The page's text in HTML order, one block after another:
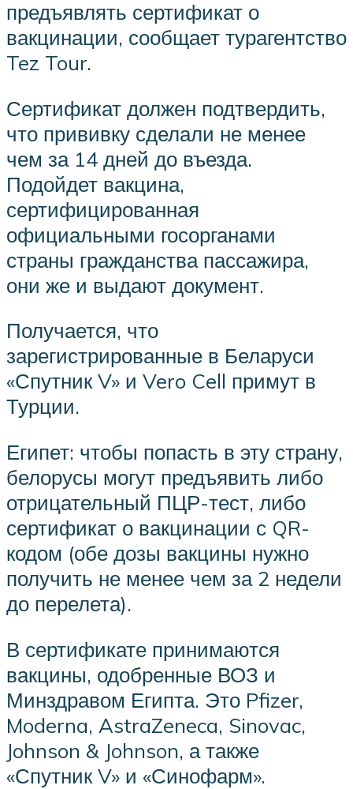
предъявлять сертификат о
вакцинации, сообщает турагентство
Tez Tour.
Сертификат должен подтвердить,
что прививку сделали не менее
чем за 14 дней до въезда.
Подойдет вакцина,
сертифицированная
официальными госорганами
страны гражданства пассажира,
они же и выдают документ.
Получается, что
зарегистрированные в Беларуси
«Спутник V» и Vero Cell примут в
Турции.
Египет: чтобы попасть в эту страну,
белорусы могут предъявить либо
отрицательный ПЦР-тест, либо
сертификат о вакцинации с QR-
кодом (обе дозы вакцины нужно
получить не менее чем за 2 недели
до перелета).
В сертификате принимаются
вакцины, одобренные ВОЗ и
Минздравом Египта. Это Pfizer,
Moderna, AstraZeneca, Sinovac,
Johnson & Johnson, а также
«Спутник V» и «Синофарм».